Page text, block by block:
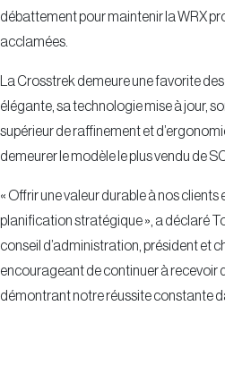
débattement pour maintenir la WRX
acclamées.
La Crosstrek demeure une favorite
élégante, sa technologie mise à jour,
supérieur de raffinement et
demeurer le modèle le plus vendu de
« Offrir une valeur durable à nos clients
planification stratégique », a déclaré
conseil d’administration, président et
encourageant de continuer à recevoir
démontrant notre réussite constante